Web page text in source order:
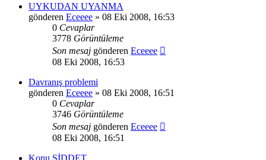
UYKUDAN UYANMA
gönderen Eceeee » 08 Eki 2008, 16:53
0 Cevaplar
3778 Görüntüleme
Son mesaj gönderen Eceeee
08 Eki 2008, 16:53
Davranış problemi
gönderen Eceeee » 08 Eki 2008, 16:51
0 Cevaplar
3746 Görüntüleme
Son mesaj gönderen Eceeee
08 Eki 2008, 16:51
Konu ŞİDDET